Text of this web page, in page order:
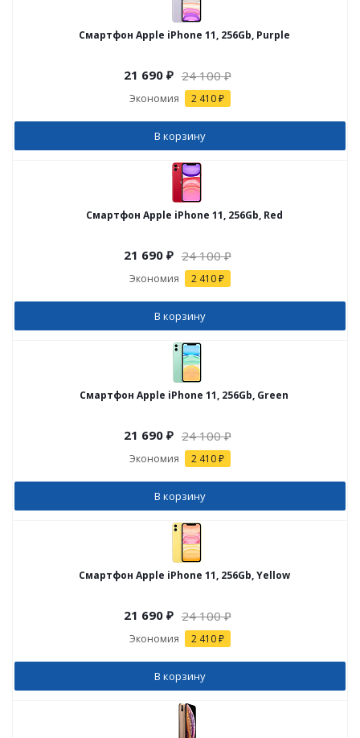
Смартфон Apple iPhone 11, 256Gb, Purple
21 690₽ 24 100₽
Экономия 2 410 ₽
В корзину
Смартфон Apple iPhone 11, 256Gb, Red
21 690₽ 24 100₽
Экономия 2 410 ₽
В корзину
Смартфон Apple iPhone 11, 256Gb, Green
21 690₽ 24 100₽
Экономия 2 410 ₽
В корзину
Смартфон Apple iPhone 11, 256Gb, Yellow
21 690₽ 24 100₽
Экономия 2 410 ₽
В корзину